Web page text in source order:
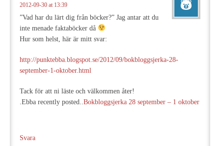
2012-09-30 at 13:39
”Vad har du lärt dig från böcker?” Jag antar att du
inte menade faktaböcker då
Hur som helst, här är mitt svar:
http://punktebba.blogspot.se/2012/09/bokbloggsjerka-28-
september-1-oktober.html
Tack för att ni läste och välkommen åter!
.Ebba recently posted..Bokbloggsjerka 28 september – 1 oktober
Svara